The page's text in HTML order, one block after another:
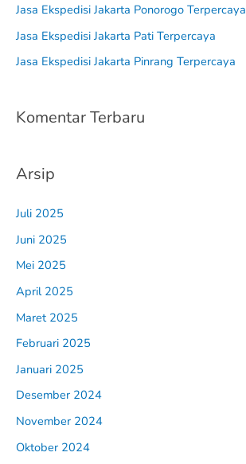
u
k
:
Jasa Ekspedisi Jakarta Ponorogo Terpercaya
Jasa Ekspedisi Jakarta Pati Terpercaya
Jasa Ekspedisi Jakarta Pinrang Terpercaya
Komentar Terbaru
Arsip
Juli 2025
Juni 2025
Mei 2025
April 2025
Maret 2025
Februari 2025
Januari 2025
Desember 2024
November 2024
Oktober 2024